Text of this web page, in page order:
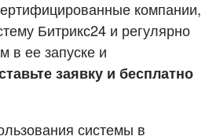
ВХОД
ВХОД
видеокейсы
компании,
Битрикс24 и регулярно
в ее запуске и
заявку и бесплатно
системы в